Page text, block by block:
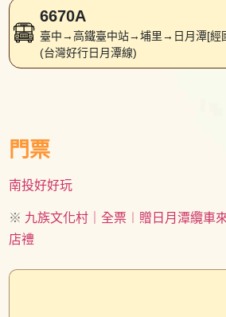
6670A
臺中→高鐵臺中站→埔里→日月潭[經
(台灣好行日月潭線)
門票
南投好好玩
※ 九族文化村｜全票︱贈日月潭纜車
店禮